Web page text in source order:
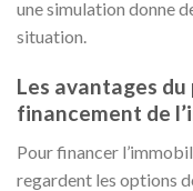
une simulation donne
situation.
Les avantages
financement de
Pour financer
regardent les options